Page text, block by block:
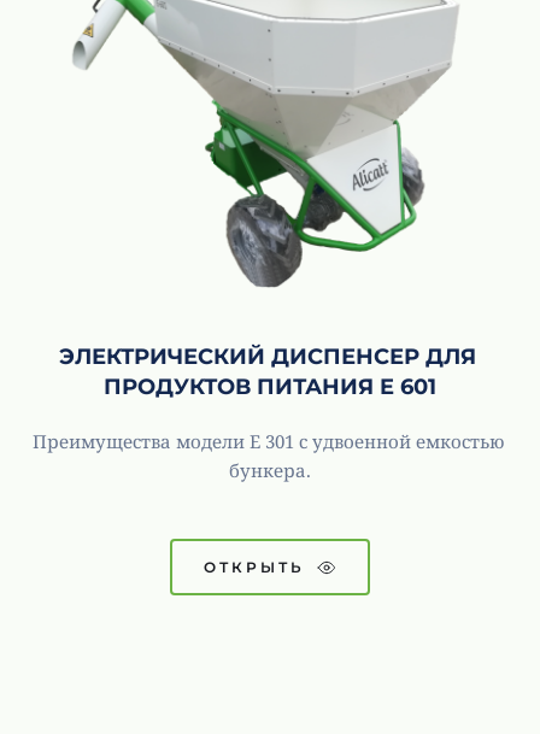
ЭЛЕКТРИЧЕСКИЙ ДИСПЕНСЕР ДЛЯ
ПРОДУКТОВ ПИТАНИЯ E 601
Преимущества модели E 301 с удвоенной емкостью
бункера.
ОТКРЫТЬ